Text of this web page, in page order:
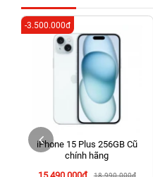
326 Lê Văn Việt, Tăng Nhơn
Đức cũ)
256 Võ Văn Ngân, Thủ Đức,
70 Nguyễn An Ninh, Dĩ An,
24h Vũng Tàu: 162A Ba Cu,
Tàu cũ)
198 Hoàng Văn Thụ, Tân
iPhone 15 Plus 256GB Cũ
chính hãng
18.990.000đ
-3.500.000đ